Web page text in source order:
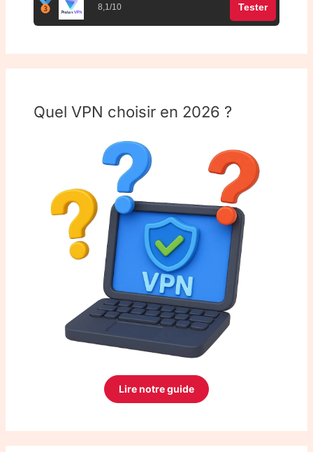
8,1/10 Tester
Quel VPN choisir en 2026 ?
Lire notre guide